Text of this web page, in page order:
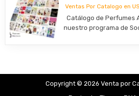
Ventas Por Catalogo en
Catálogo de
nuestro programa de
Copyright © 2026 Venta por